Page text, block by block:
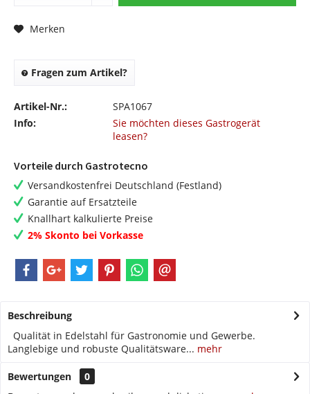
Merken
Fragen zum Artikel?
Artikel-Nr.:
SPA1067
Info:
Sie möchten dieses Gastrogerät
leasen?
Vorteile durch Gastrotecno
Versandkostenfrei Deutschland (Festland)
Garantie auf Ersatzteile
Knallhart kalkulierte Preise
2% Skonto bei Vorkasse
Beschreibung
Qualität in Edelstahl für Gastronomie und Gewerbe.
Langlebige und robuste Qualitätsware... mehr
Bewertungen
0